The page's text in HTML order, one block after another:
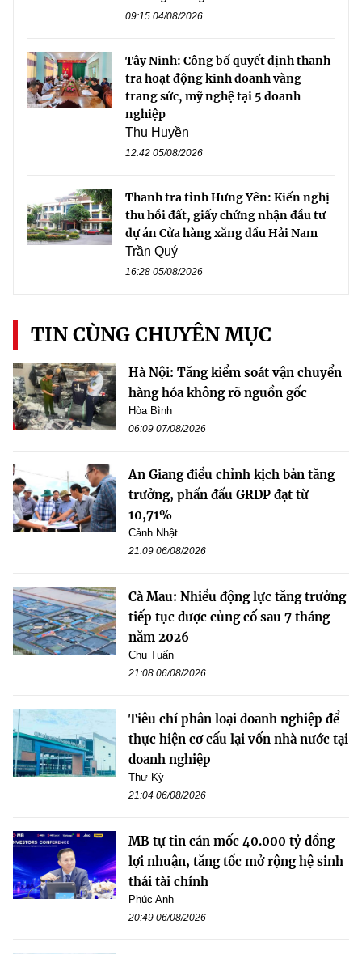
09:15 04/08/2026
Tây Ninh: Công bố quyết định thanh
tra hoạt động kinh doanh vàng
trang sức, mỹ nghệ tại 5 doanh
nghiệp
Thu Huyền
12:42 05/08/2026
Thanh tra tỉnh Hưng Yên: Kiến nghị
thu hồi đất, giấy chứng nhận đầu tư
dự án Cửa hàng xăng dầu Hải Nam
Trần Quý
16:28 05/08/2026
TIN CÙNG CHUYÊN MỤC
Hà Nội: Tăng kiểm soát vận chuyển
hàng hóa không rõ nguồn gốc
Hòa Bình
06:09 07/08/2026
An Giang điều chỉnh kịch bản tăng
trưởng, phấn đấu GRDP đạt từ
10,71%
Cảnh Nhật
21:09 06/08/2026
Cà Mau: Nhiều động lực tăng trưởng
tiếp tục được củng cố sau 7 tháng
năm 2026
Chu Tuấn
21:08 06/08/2026
Tiêu chí phân loại doanh nghiệp để
thực hiện cơ cấu lại vốn nhà nước tại
doanh nghiệp
Thư Kỳ
21:04 06/08/2026
MB tự tin cán mốc 40.000 tỷ đồng
lợi nhuận, tăng tốc mở rộng hệ sinh
thái tài chính
Phúc Anh
20:49 06/08/2026